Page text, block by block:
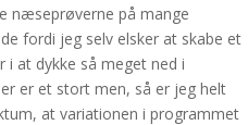
næseprøverne på mange
fordi jeg selv elsker at skabe et
at dykke så meget ned i
er et stort men, så er jeg helt
at variationen i programmet